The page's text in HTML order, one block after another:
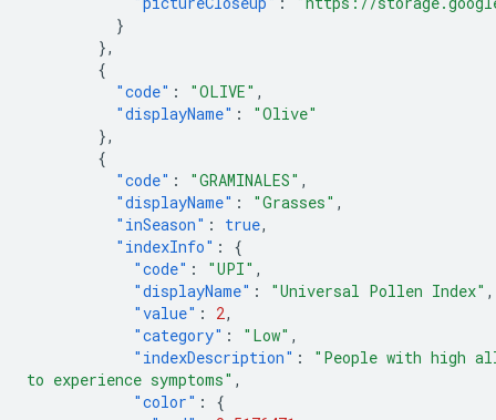
}
},
{
"code" : "OLIVE" ,
"displayName" :
"Olive"
},
{
"code" : "GRAMINALES" ,
"displayName" : "Grasses" ,
"inSeason" : true,
"indexInfo" :
{
"code" : "UPI" ,
"displayName" : "Universal Pollen Index" ,
"value" : 2,
"category" : "Low" ,
"indexDescription" :
"People with high
to experience symptoms" ,
"color" :
{